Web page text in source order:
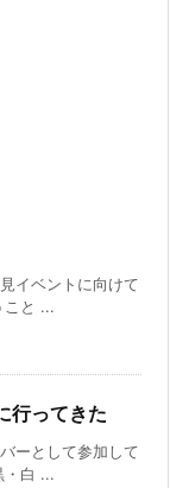
イベントに向けて
と ...
行ってきた
ーとして参加して
白 ...